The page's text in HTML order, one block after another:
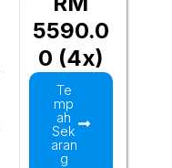
5590.0
0 (4x)
Te
mp
ah
Sek
aran
g